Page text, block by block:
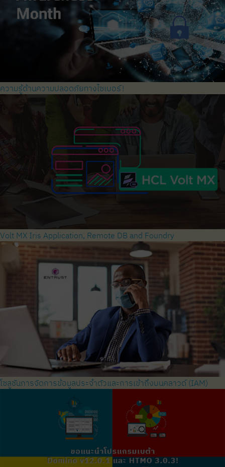
ความรู้ด้านความปลอดภัยทางไซเบอร์!
Volt MX Iris Application, Remote DB and Foundry
โซลูชันการจัดการข้อมูลประจำตัวและการเข้าถึงบนคลาวด์ (IAM)